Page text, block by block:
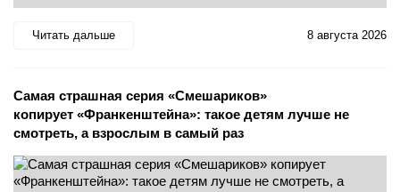
Читать дальше 8 августа 2026
Самая страшная серия «Смешариков»
копирует «Франкенштейна»: такое детям лучше не
смотреть, а взрослым в самый раз